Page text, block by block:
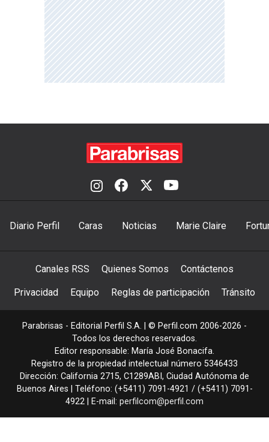
Diario Perfil Caras Noticias Marie Claire
Canales RSS Quienes Somos Contáctenos
Privacidad Equipo Reglas de participación Tránsito
Parabrisas - Editorial Perfil S.A. | © Perfil.com 2006-2026 -
Todos los derechos reservados.
Editor responsable: María José Bonacifa.
Registro de la propiedad intelectual número 5346433
Dirección: California 2715, C1289ABI , Ciudad Autónoma de
Buenos Aires | Teléfono: (+5411) 7091-4921 / (+5411) 7091-
4922 | E-mail: perfilcom@perfil.com